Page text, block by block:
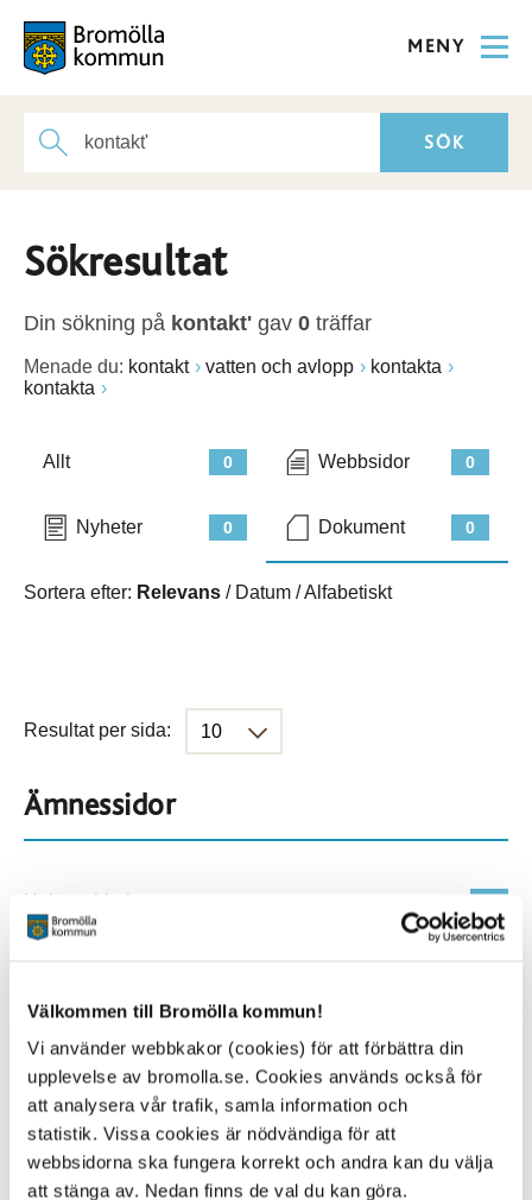
Välkommen till Bromölla kommun!
Vi använder webbkakor (cookies) för att förbättra din
upplevelse av bromolla.se. Cookies används också för
att analysera vår trafik, samla information och
statistik. Vissa cookies är nödvändiga för att
webbsidorna ska fungera korrekt och andra kan du välja
att stänga av. Nedan finns de val du kan göra.
MENY
Sökresultat
Din sökning på kontakt' gav 0 träffar
Menade du: kontakt vatten och avlopp
kontakta
kontakta
0
Allt 0
Webbsidor
0
Nyheter 0
Dokument
Sortera efter: Relevans / Datum /Alfabetiskt
Resultat per sida:
Ämnessidor
Hela webbplatsen
901
Alla platser